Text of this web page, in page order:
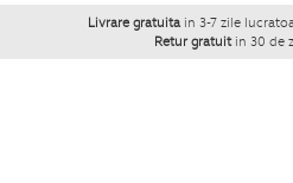
Livrare gratuita in 3-7 zile
Retur gratuit in 30 de